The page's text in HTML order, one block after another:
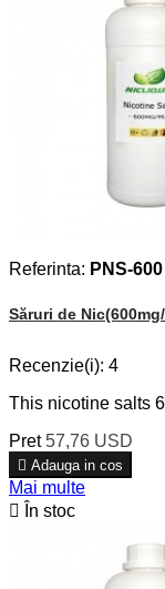
Referinta: PNS-600
Săruri de
Recenzie(i): 4
This nicotine salts
Pret 57,76 USD
 Adauga in cos
Mai multe

În stoc